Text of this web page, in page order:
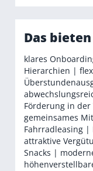
Das
klares
Hierarchien |
Förderung in
gemeinsames
Fahrradleasing
attraktive
Snacks |